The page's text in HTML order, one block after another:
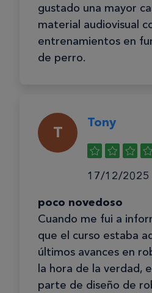
gustado una mayor
material audiovisual
entrenamientos en
de perro.
T
Tony
17/12/2025
poco novedoso
Cuando me fui a
que el curso estaba
últimos avances en
la hora de la verdad,
parte de diseño de